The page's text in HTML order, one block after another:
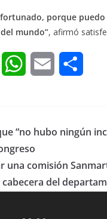
porque puedo
mundo”, afirmó
W
t
A
i
l
r
“no hubo ningún
una comisión
del